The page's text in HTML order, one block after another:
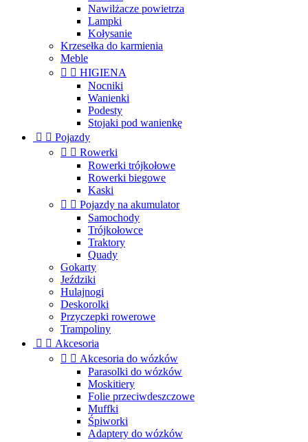
Nawilżacze powietrza
Lampki
Kołysanie
Krzesełka do karmienia
Meble
  HIGIENA
Nocniki
Wanienki
Podesty
Stojaki pod wanienkę
  Pojazdy
  Rowerki
Rowerki trójkołowe
Rowerki biegowe
Kaski
  Pojazdy na akumulator
Samochody
Trójkołowce
Traktory
Quady
Gokarty
Jeździki
Hulajnogi
Deskorolki
Przyczepki rowerowe
Trampoliny
  Akcesoria
  Akcesoria do wózków
Parasolki do wózków
Moskitiery
Folie przeciwdeszczowe
Muffki
Śpiworki
Adaptery do wózków